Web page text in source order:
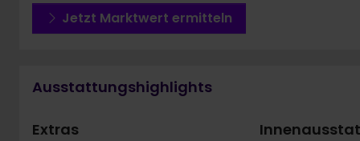
Jetzt Marktwert ermitteln
Ausstattungshighlights
Extras